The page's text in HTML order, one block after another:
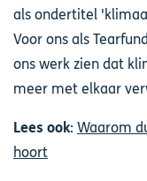
als ondertitel
Voor ons als
ons werk zien dat
meer met elkaar
Lees ook: Waarom
hoort